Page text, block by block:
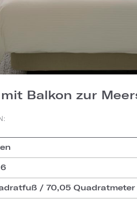
Balkon zur
/ 70,05 Quadratmeter